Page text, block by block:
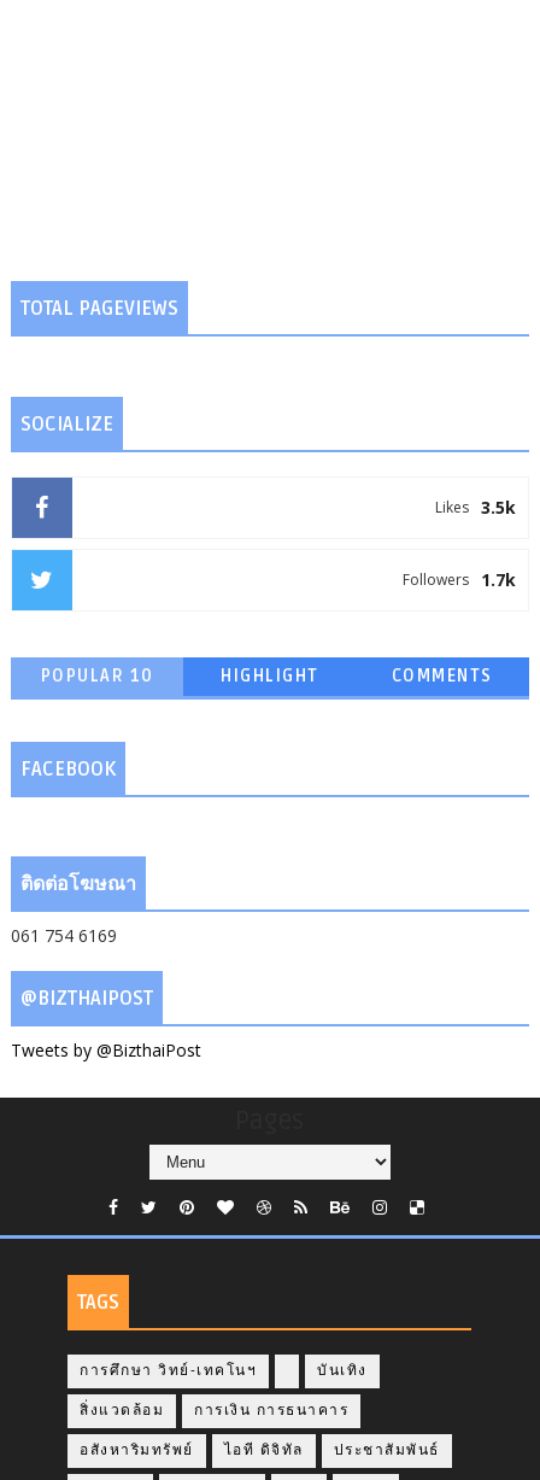
TOTAL PAGEVIEWS
SOCIALIZE
3.5k
Likes
1.7k
Followers
POPULAR 10 HIGHLIGHT COMMENTS
FACEBOOK
ติดต่อโฆษณา
061 754 6169
@BIZTHAIPOST
Tweets by @BizthaiPost
TAGS
การศึกษา วิทย์-เทคโนฯ บันเทิง
สิ่งแวดล้อม การเงิน การธนาคาร
อสังหาริมทรัพย์ ไอที ดิจิทัล ประชาสัมพันธ์